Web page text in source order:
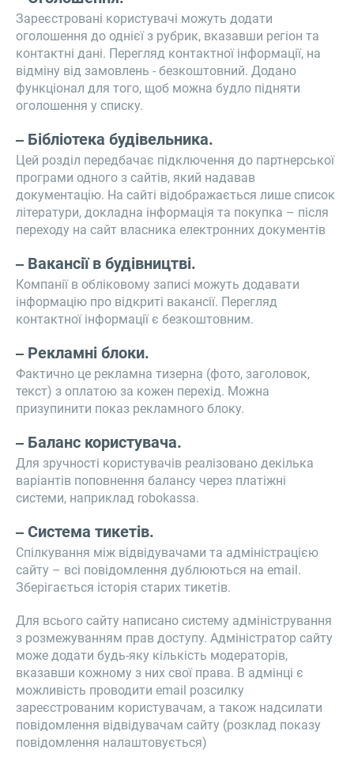
Зареєстровані користувачі можуть додати
оголошення до однієї з рубрик, вказавши регіон та
контактні дані. Перегляд контактної інформації, на
відміну від замовлень - безкоштовний. Додано
функціонал для того, щоб можна будло підняти
оголошення у списку.
Бібліотека будівельника.
Цей розділ передбачає підключення до партнерської
програми одного з сайтів, який надавав
документацію. На сайті відображається лише список
літератури, докладна інформація та покупка – після
переходу на сайт власника електронних документів
Вакансії в будівництві.
Компанії в обліковому записі можуть додавати
інформацію про відкриті вакансії. Перегляд
контактної інформації є безкоштовним.
Рекламні блоки.
Фактично це рекламна тизерна (фото, заголовок,
текст) з оплатою за кожен перехід. Можна
призупинити показ рекламного блоку.
Баланс користувача.
Для зручності користувачів реалізовано декілька
варіантів поповнення балансу через платіжні
системи, наприклад robokassa.
Система тикетів.
Спілкування між відвідувачами та адміністрацією
сайту – всі повідомлення дублюються на email.
Зберігається історія старих тикетів.
Для всього сайту написано систему адміністрування
з розмежуванням прав доступу. Адміністратор сайту
може додати будь-яку кількість модераторів,
вказавши кожному з них свої права. В адмінці є
можливість проводити email розсилку
зареєстрованим користувачам, а також надсилати
повідомлення відвідувачам сайту (розклад показу
повідомлення налаштовується)